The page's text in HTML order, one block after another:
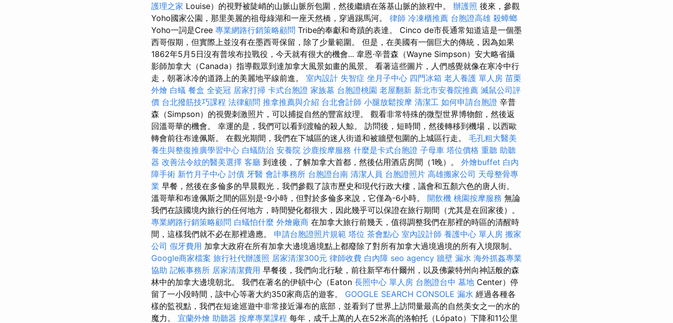
護理之家 Louise）的視野被陡峭的山脈山脈所包圍，然後繼續在落基山脈的旅程中。 辦護照 後來，參觀
Yoho國家公園，那里美麗的祖母綠湖和一座天然橋，穿過踢馬河。 律師 冷凍櫃推薦 台胞證高雄 殺蟑螂
Yoho一詞是Cree 專業網路行銷策略顧問 Tribe的奉獻和奇蹟的表達。 Cinco de市長通常知道這是一個墨
西哥假期，但實際上並沒有在墨西哥保留，除了少量範圍。 但是，在美國有一個巨大的傳統，因為如果
1862年5月5日沒有普埃布拉戰役，今天就有很大的機會... 韋恩·辛普森（Wayne Simpson）安大略省攝
影師加拿大（Canada）指導觀眾到達加拿大風景如畫的風景。 看著這些圖片，人們感覺就像在寒冷中行
走，朝著冰冷的道路上的美麗地平線前進。 室內設計 失智症 坐月子中心 四門冰箱 老人養護 單人房 苗栗
外燴 白蟻 餐盒 全瓷冠 居家打掃 卡式台胞證 家族墓 台胞證桃園 老屋翻新 新北市安養院推薦 滅鼠公司評
價 台北撥筋技巧課程 法律顧問 推拿推薦與介紹 台北會計師 小腿放鬆按摩 清潔工 如何申請台胞證 辛普
森（Simpson）的視覺刺激照片，可以捕捉自然的豐富紋理。 觀看非常特殊的微型世界博物館，然後返
回溫哥華的機會。 幸運的是，我們可以看到渡輪的殺人鯨。 訪問後，短時間，然後轉移到機場，以西歐
轉會前往布達佩斯。 在觀光期間，我們在下城區的迷人街道和被牆壁包圍的上城區行走。 毛孔粗大醫美
養生與整復推廣學習中心 白蟻防治 安養院 沙鹿按摩服務 什麼是卡式台胞證 子母車 塔位價格 重聽 助聽
器 改善法令紋的醫美選擇 客廳 到達後，了解加拿大首都，然後佔用酒店房間（1晚）。 外燴buffet 白內
障手術 新竹月子中心 討債 牙醫 會計事務所 台胞證台南 清潔人員 台胞證照片 高雄搬家公司 天母整骨專
業 早餐，然後在多倫多的早晨觀光，我們參觀了該市歷史和現代行政大樓，議會和五顏六色的唐人街。
溫哥華和布達佩斯之間的區別是-9小時，但對於多倫多來說，它僅為-6小時。 開飲機 桃園按摩服務 無論
我們在該國境內旅行的任何地方，時間變化都很大，因此幾乎可以保證在旅行期間（尤其是在回家後）。
專業網路行銷策略顧問 白蟻怕什麼 外燴廠商 在加拿大旅行前幾天，值得調整我們在那裡的時區的清醒時
間，這樣我們就不必在那裡適應。 申請台胞證照片規範 塔位 茶會點心 室內設計師 養護中心 單人房 搬家
公司 假牙費用 加拿大政府在所有加拿大邊境過境點上都廢除了對所有加拿大過境過境的所有入境限制。
Google商家檔案 旅行社代辦護照 居家清潔300元 律師收費 白內障 seo agency 牆壁 漏水 海外抓姦專業
協助 記帳事務所 居家清潔費用 早餐後，我們向北行駛，前往新罕布什爾州，以及佛蒙特州向神話般的森
林中的加拿大邊境朝北。 我們在著名的伊頓中心（Eaton 長照中心 單人房 台胞證台中 墓地 Center）停
留了一小段時間，該中心等著大約350家商店的遊客。 GOOGLE SEARCH CONSOLE 漏水 經過各種各
樣的監視點，我們在短途巡遊中非常接近瀑布的底部，並看到了世界上訪問量最高的自然美女之一的水的
魔力。 宜蘭外燴 助聽器 按摩專業課程 每年，成千上萬的人在52米高的洛帕托（Lópato）下降和11公里